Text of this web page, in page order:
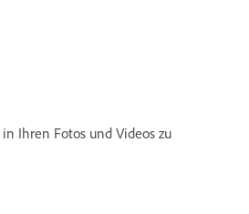
Ihren Fotos und Videos zu